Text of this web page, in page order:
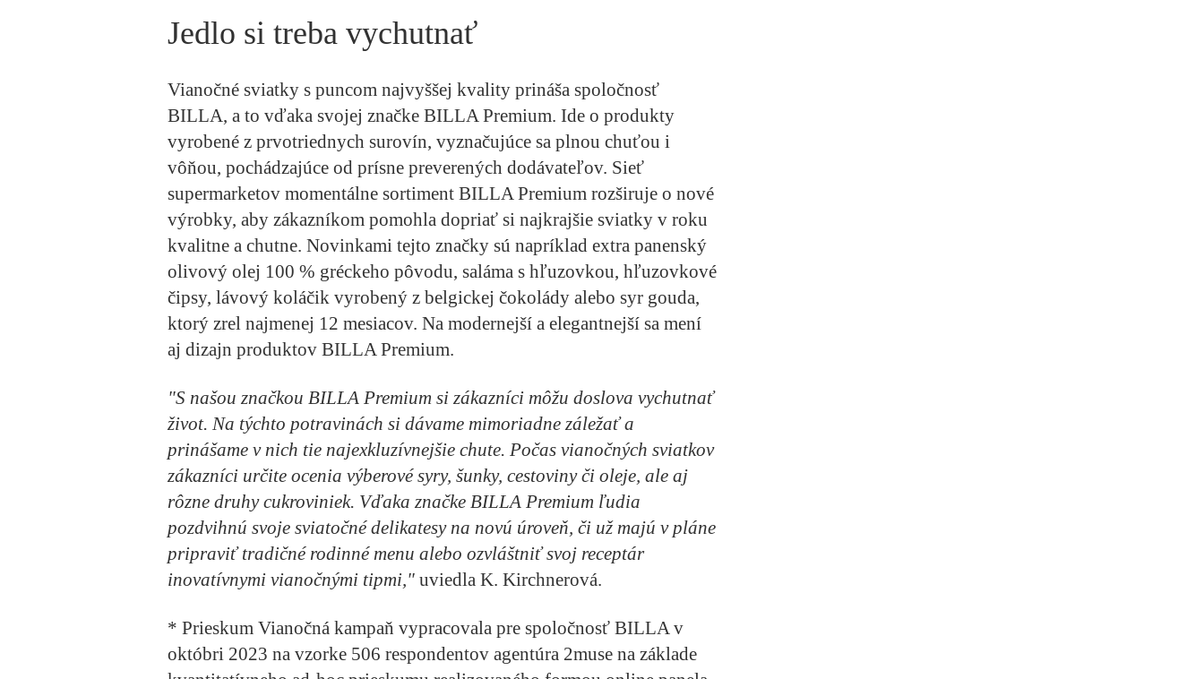
Jedlo si treba vychutnať
Vianočné sviatky s puncom najvyššej kvality prináša spoločnosť
BILLA, a to vďaka svojej značke BILLA Premium. Ide o produkty
vyrobené z prvotriednych surovín, vyznačujúce sa plnou chuťou i
vôňou, pochádzajúce od prísne preverených dodávateľov. Sieť
supermarketov momentálne sortiment BILLA Premium rozširuje o nové
výrobky, aby zákazníkom pomohla dopriať si najkrajšie sviatky v roku
kvalitne a chutne. Novinkami tejto značky sú napríklad extra panenský
olivový olej 100 % gréckeho pôvodu, saláma s hľuzovkou, hľuzovkové
čipsy, lávový koláčik vyrobený z belgickej čokolády alebo syr gouda,
ktorý zrel najmenej 12 mesiacov. Na modernejší a elegantnejší sa mení
aj dizajn produktov BILLA Premium.
"S našou značkou BILLA Premium si zákazníci môžu doslova vychutnať
život. Na týchto potravinách si dávame mimoriadne záležať a
prinášame v nich tie najexkluzívnejšie chute. Počas vianočných sviatkov
zákazníci určite ocenia výberové syry, šunky, cestoviny či oleje, ale aj
rôzne druhy cukroviniek. Vďaka značke BILLA Premium ľudia
pozdvihnú svoje sviatočné delikatesy na novú úroveň, či už majú v pláne
pripraviť tradičné rodinné menu alebo ozvláštniť svoj receptár
inovatívnymi vianočnými tipmi," uviedla K. Kirchnerová.
* Prieskum Vianočná kampaň vypracovala pre spoločnosť BILLA v
októbri 2023 na vzorke 506 respondentov agentúra 2muse na základe